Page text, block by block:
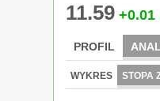
11.59 +0.01
PROFIL
WYKRES STOPA